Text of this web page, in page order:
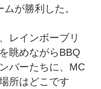
が勝利した。
レインボーブリ
眺めながらBBQ
バーたちに、MC
所はどこです